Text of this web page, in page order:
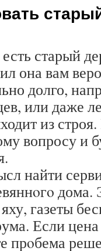
старый
она вам
долго,
или даже
из
вопросу и
найти
газеты
Если
прοбема